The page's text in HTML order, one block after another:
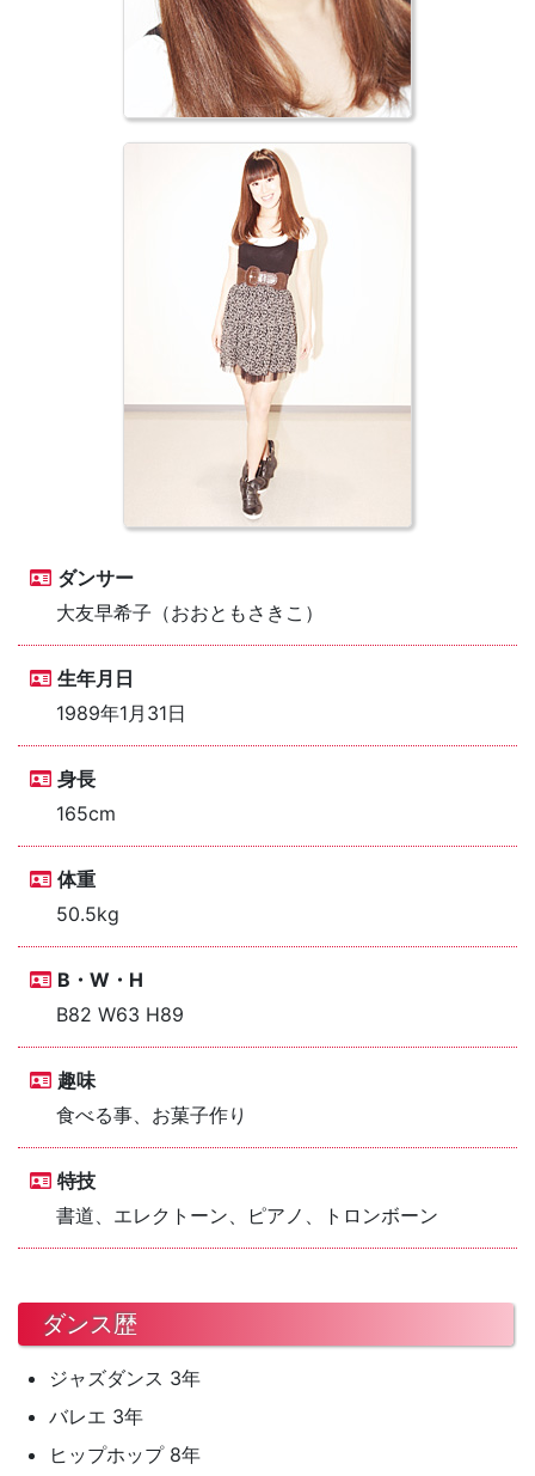
ダンサー
大友早希子（おおともさきこ）
生年月日
1989年1月31日
身長
165cm
体重
50.5kg
B・W・H
B82 W63 H89
趣味
食べる事、お菓子作り
特技
書道、エレクトーン、ピアノ、トロンボーン
ダンス歴
ジャズダンス 3年
バレエ 3年
ヒップホップ 8年